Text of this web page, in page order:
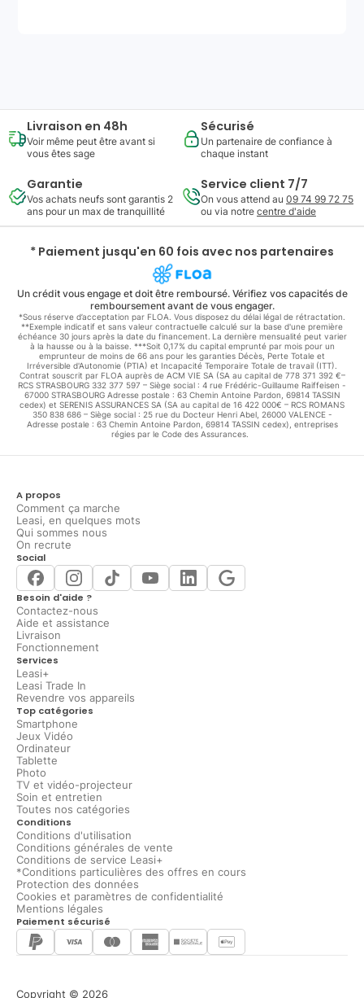
Livraison en 48h
Voir même peut être avant si
vous êtes sage
Sécurisé
Un partenaire de confiance à
chaque instant
Garantie
Vos achats neufs sont garantis 2
ans pour un max de tranquillité
Service client 7/7
On vous attend au 09 74 99 72 75
ou via notre centre d'aide
* Paiement jusqu'en 60 fois avec nos partenaires
Un crédit vous engage et doit être remboursé. Vérifiez vos capacités de
remboursement avant de vous engager.
*Sous réserve d’acceptation par FLOA. Vous disposez du délai légal de rétractation.
**Exemple indicatif et sans valeur contractuelle calculé sur la base d'une première
échéance 30 jours après la date du financement. La dernière mensualité peut varier
à la hausse ou à la baisse. ***Soit 0,17% du capital emprunté par mois pour un
emprunteur de moins de 66 ans pour les garanties Décès, Perte Totale et
Irréversible d'Autonomie (PTIA) et Incapacité Temporaire Totale de travail (ITT).
Contrat souscrit par FLOA auprès de ACM VIE SA (SA au capital de 778 371 392 €–
RCS STRASBOURG 332 377 597 – Siège social : 4 rue Frédéric-Guillaume Raiffeisen -
67000 STRASBOURG Adresse postale : 63 Chemin Antoine Pardon, 69814 TASSIN
cedex) et SERENIS ASSURANCES SA (SA au capital de 16 422 000€ – RCS ROMANS
350 838 686 – Siège social : 25 rue du Docteur Henri Abel, 26000 VALENCE -
Adresse postale : 63 Chemin Antoine Pardon, 69814 TASSIN cedex), entreprises
régies par le Code des Assurances.
A propos
Comment ça marche
Leasi, en quelques mots
Qui sommes nous
On recrute
Social
Besoin d'aide ?
Contactez-nous
Aide et assistance
Livraison
Fonctionnement
Services
Leasi+
Leasi Trade In
Revendre vos appareils
Top catégories
Smartphone
Jeux Vidéo
Ordinateur
Tablette
Photo
TV et vidéo-projecteur
Soin et entretien
Toutes nos catégories
Conditions
Conditions d'utilisation
Conditions générales de vente
Conditions de service Leasi+
*Conditions particulières des offres en cours
Protection des données
Cookies et paramètres de confidentialité
Mentions légales
Paiement sécurisé
Copyright © 2026